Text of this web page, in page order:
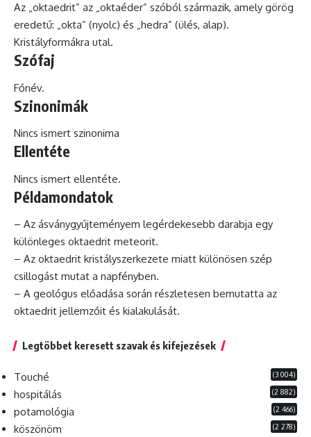
Az „oktaedrit” az „oktaéder” szóból származik, amely görög
eredetű: „okta” (nyolc) és „hedra” (ülés, alap).
Kristályformákra utal.
Szófaj
Főnév.
Szinonimák
Nincs ismert szinonima
Ellentéte
Nincs ismert ellentéte.
Példamondatok
– Az ásványgyűjteményem legérdekesebb darabja egy
különleges oktaedrit meteorit.
– Az oktaedrit kristályszerkezete miatt különösen szép
csillogást mutat a napfényben.
– A geológus előadása során részletesen bemutatta az
oktaedrit jellemzőit és kialakulását.
Legtöbbet keresett szavak és kifejezések
Touché (3 004)
hospitálás (2 882)
potamológia (2 466)
köszönöm (2 278)